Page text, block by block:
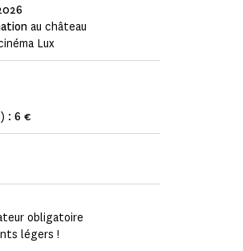
au château
Lux
: 6 €
obligatoire
légers !